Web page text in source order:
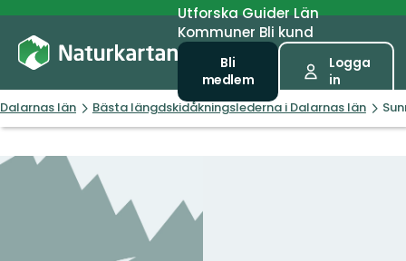
UtforskaGuiderLän
Kommuner Bli kund
Bli
medlem
Logga
in
Dalarnas län Bästa längdskidåkningslederna i Dalarnas län